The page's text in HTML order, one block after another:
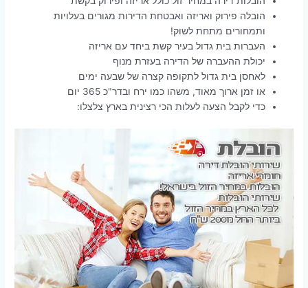
הובלה פירוק ואריזה ואבטחת הדירות מגורים בעלויות
ותמחורים מתחת לשוק!
העברות בית גדול בעיר קשת ביחד עם אריזה
יכולת ההעברה של הדירה בעזרת מנוף
לאחסן בית גדול לתקופה קצרה של שבעה ימים
או זמן ארוך מאוד, משהו כמו ירח ובדר"כ 365 יום
כדי לקבל הצעה לעלות הכי רצינית בארץ צלצלו: